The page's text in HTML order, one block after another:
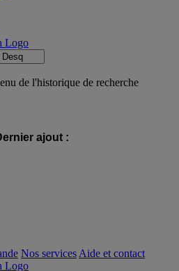
de l'historique de recherche
ajout :
Nos services Aide et contact